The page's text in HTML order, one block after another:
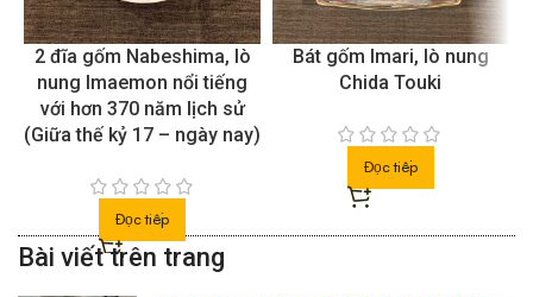
2 đĩa gốm Nabeshima, lò
nung Imaemon nổi tiếng
với hơn 370 năm lịch sử
(Giữa thế kỷ 17 – ngày nay)
Đọc tiếp
Bát gốm Imari, lò nung
Chida Touki
Đọc tiếp